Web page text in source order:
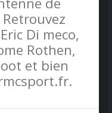
Di meco,
Rothen,
et bien